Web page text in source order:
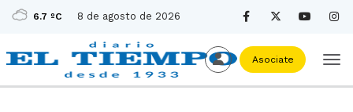
6.7 ºC 8 de agosto de 2026
Asociate